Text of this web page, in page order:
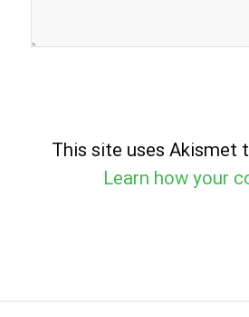
This site uses Akismet
Learn how your